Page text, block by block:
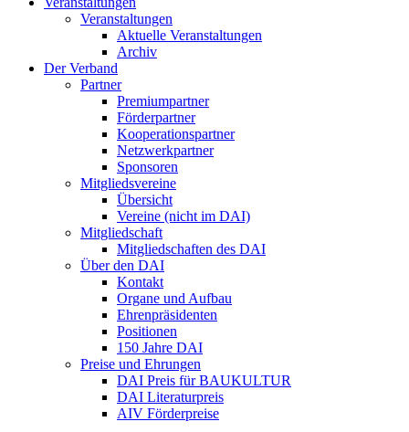
Veranstaltungen
Aktuelle Veranstaltungen
Archiv
Der Verband
Partner
Premiumpartner
Förderpartner
Kooperationspartner
Netzwerkpartner
Sponsoren
Mitgliedsvereine
Übersicht
Vereine (nicht im DAI)
Mitgliedschaft
Mitgliedschaften des DAI
Über den DAI
Kontakt
Organe und Aufbau
Ehrenpräsidenten
Positionen
150 Jahre DAI
Preise und Ehrungen
DAI Preis für BAUKULTUR
DAI Literaturpreis
AIV Förderpreise